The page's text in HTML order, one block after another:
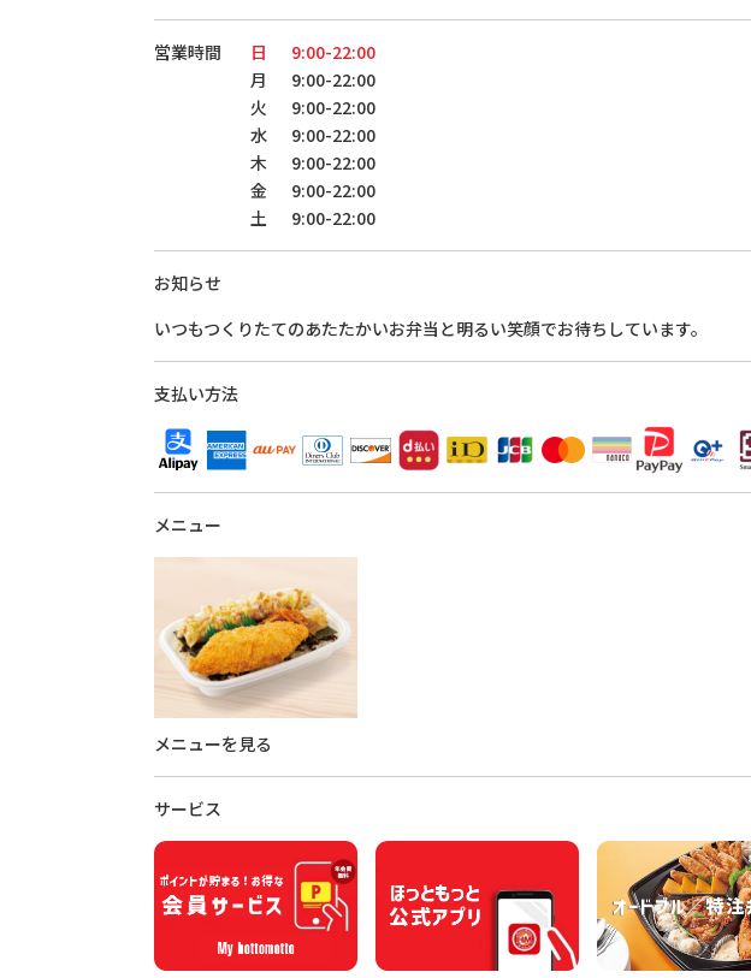
営業時間 日
9:00-22:00
月
9:00-22:00
火
9:00-22:00
水
9:00-22:00
木
9:00-22:00
金
9:00-22:00
土
9:00-22:00
お知らせ
いつもつくりたてのあたたかいお弁当と明るい笑顔でお待ちしています。
支払い方法
メニュー
メニューを見る
サービス